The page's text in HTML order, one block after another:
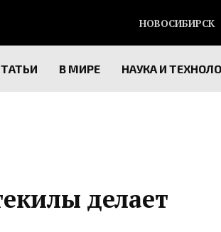
НОВОСИБИРСК
В МИРЕ НАУКА И
делает